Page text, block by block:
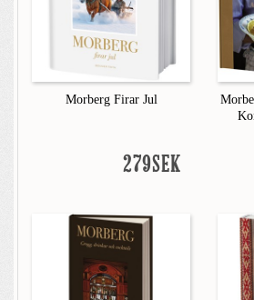
Morberg Firar Jul
279SEK